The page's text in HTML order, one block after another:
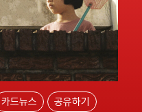
카드뉴스 공유하기